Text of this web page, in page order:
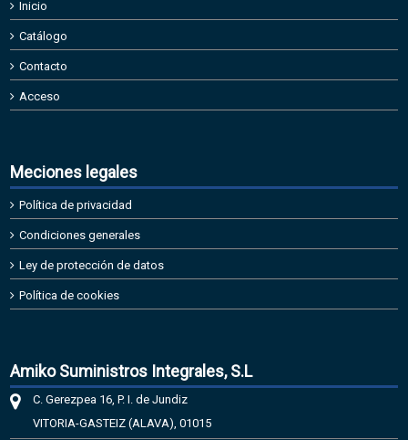
Inicio
Catálogo
Contacto
Acceso
Meciones legales
Política de privacidad
Condiciones generales
Ley de protección de datos
Política de cookies
Amiko Suministros Integrales, S.L
C. Gerezpea 16, P. I. de Jundiz
VITORIA-GASTEIZ (ALAVA), 01015